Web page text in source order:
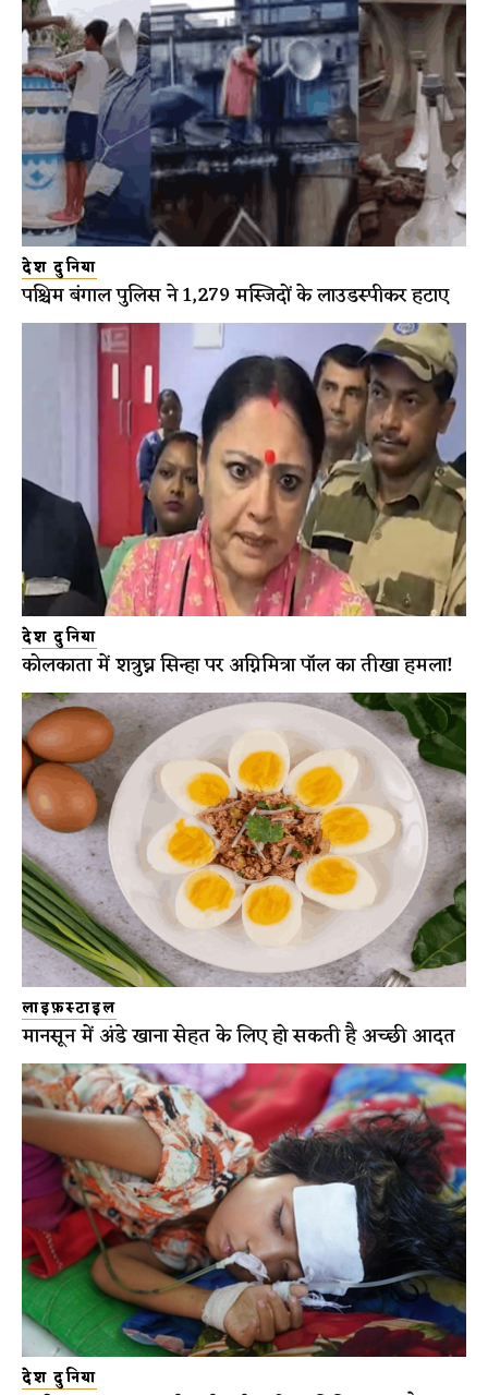
देश दुनिया
पश्चिम बंगाल पुलिस ने 1,279 मस्जिदों के लाउडस्पीकर हटाए
देश दुनिया
कोलकाता में शत्रुघ्न सिन्हा पर अग्निमित्रा पॉल का तीखा हमला!
लाइफ़स्टाइल
मानसून में अंडे खाना सेहत के लिए हो सकती है अच्छी आदत
देश दुनिया